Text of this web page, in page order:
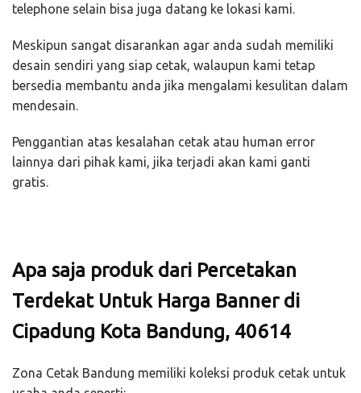
telephone selain bisa juga datang ke lokasi kami.
Meskipun sangat disarankan agar anda sudah memiliki
desain sendiri yang siap cetak, walaupun kami tetap
bersedia membantu anda jika mengalami kesulitan dalam
mendesain.
Penggantian atas kesalahan cetak atau human error
lainnya dari pihak kami, jika terjadi akan kami ganti
gratis.
Apa saja produk dari Percetakan
Terdekat Untuk Harga Banner di
Cipadung Kota Bandung, 40614
Zona Cetak Bandung memiliki koleksi produk cetak untuk